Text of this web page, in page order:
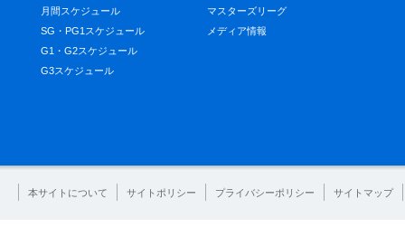
月間スケジュール
SG・PG1スケジュール
G1・G2スケジュール
G3スケジュール
マスターズリーグ
メディア情報
本サイトについて サイトポリシー プライバシーポリシー サイトマップ